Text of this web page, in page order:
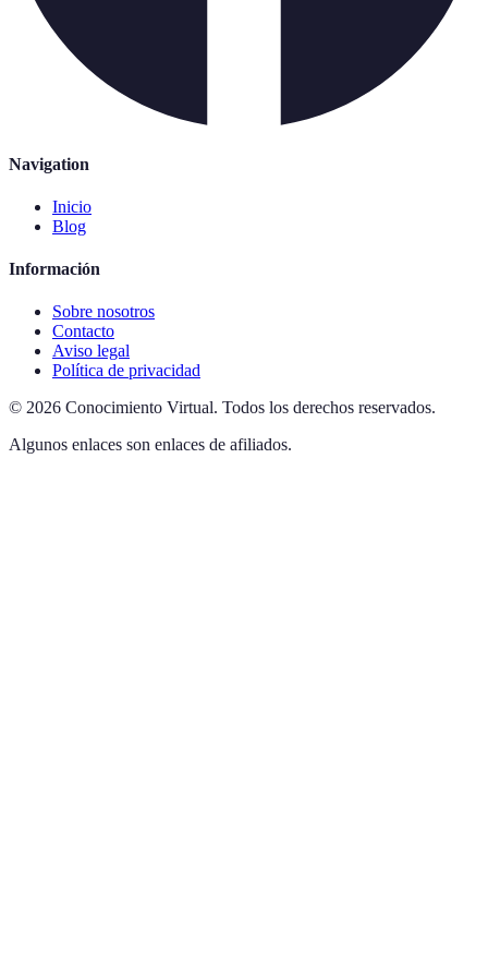
Navigation
Inicio
Blog
Información
Sobre nosotros
Contacto
Aviso legal
Política de privacidad
© 2026 Conocimiento Virtual. Todos los derechos reservados.
Algunos enlaces son enlaces de afiliados.